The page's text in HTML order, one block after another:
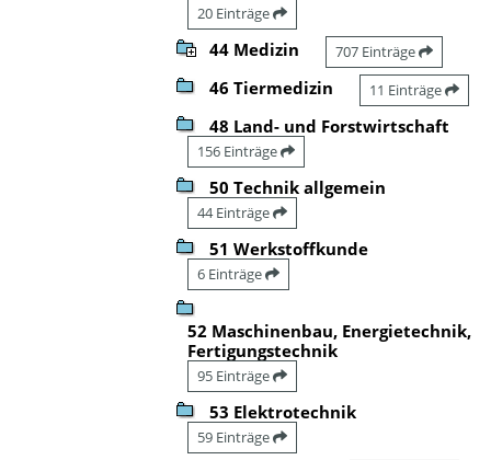
20 Einträge
44 Medizin 707 Einträge
46 Tiermedizin 11 Einträge
48 Land- und Forstwirtschaft
156 Einträge
50 Technik allgemein
44 Einträge
51 Werkstoffkunde
6 Einträge
52 Maschinenbau, Energietechnik,
Fertigungstechnik
95 Einträge
53 Elektrotechnik
59 Einträge